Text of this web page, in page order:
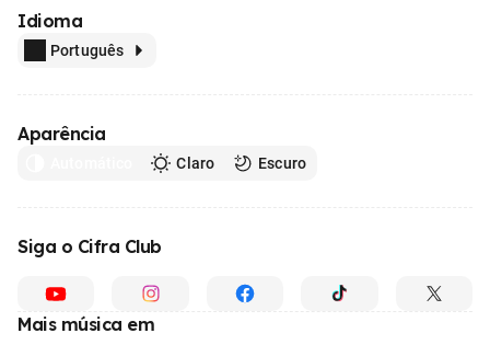
Idioma
Português
Aparência
Claro Escuro
Siga o Cifra Club
Mais música em